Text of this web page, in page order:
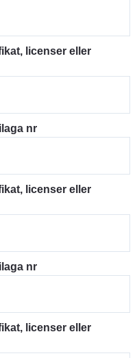
licenser eller
nr
licenser eller
nr
licenser eller